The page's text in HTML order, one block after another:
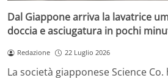
Dal Giappone arriva la lavatrice
doccia e asciugatura in pochi
Redazione 22 Luglio 2026
La società giapponese Science